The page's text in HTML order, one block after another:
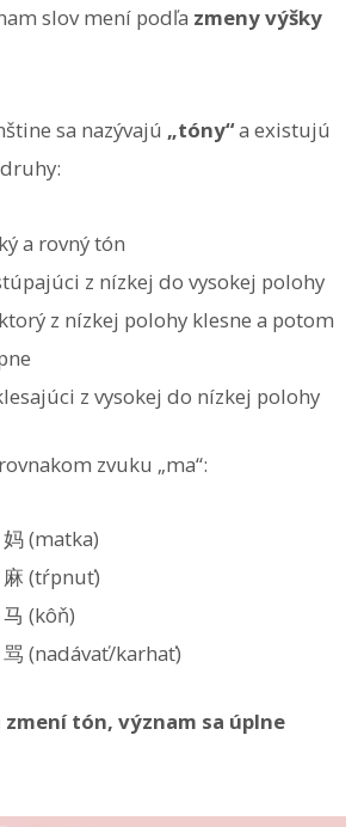
slov mení podľa zmeny výšky
sa nazývajú „tóny“a existujú
a rovný tón
z nízkej do vysokej polohy
z nízkej polohy klesne a potom
z vysokej do nízkej polohy
zvuku „ma“:
(matka)
麻 (tŕpnuť)
(kôň)
(nadávať/karhať)
zmení tón, význam sa úplne